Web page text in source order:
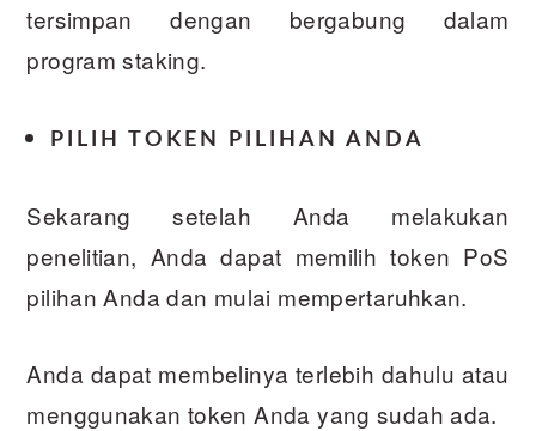
tersimpan dengan bergabung dalam
program staking.
PILIH TOKEN PILIHAN ANDA
Sekarang setelah Anda melakukan
penelitian, Anda dapat memilih token PoS
pilihan Anda dan mulai mempertaruhkan.
Anda dapat membelinya terlebih dahulu atau
menggunakan token Anda yang sudah ada.